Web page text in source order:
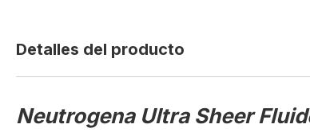
the
of
images
gallery
Detalles del producto
Neutrogena Ultra Sheer